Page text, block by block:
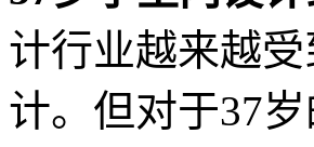
计行业越来越
计。但对于37